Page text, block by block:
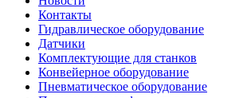
Контакты
Гидравлическое оборудование
Датчики
Комплектующие для станков
Конвейерное оборудование
Пневматическое оборудование